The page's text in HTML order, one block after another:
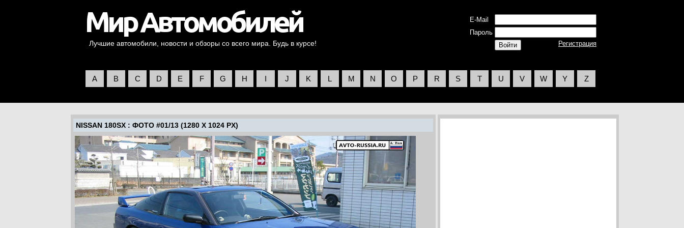
Лучшие автомобили, новости и обзоры со всего мира. Будь в курсе!
E-Mail
Пароль
Регистрация
A B C D E F G H I J K L M N O P R S T U V W Y Z
NISSAN 180SX: ФОТО #01/13 (1280 X 1024 PX)